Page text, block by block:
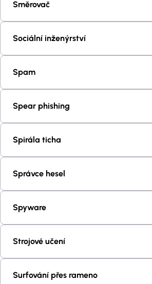
Směrovač
Sociální inženýrství
Spam
Spear phishing
Spirála ticha
Správce hesel
Spyware
Strojové učení
Surfování přes rameno